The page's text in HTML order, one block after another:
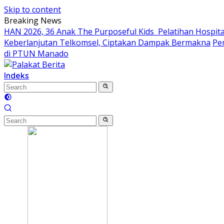
Skip to content
Breaking News
HAN 2026, 36 Anak The Purposeful Kids Pelatihan
Keberlanjutan Telkomsel, Ciptakan Dampak Bermakna
di PTUN Manado
Indeks